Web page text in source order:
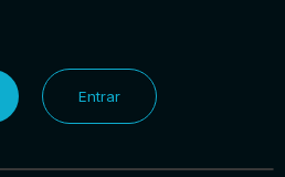
Entrar